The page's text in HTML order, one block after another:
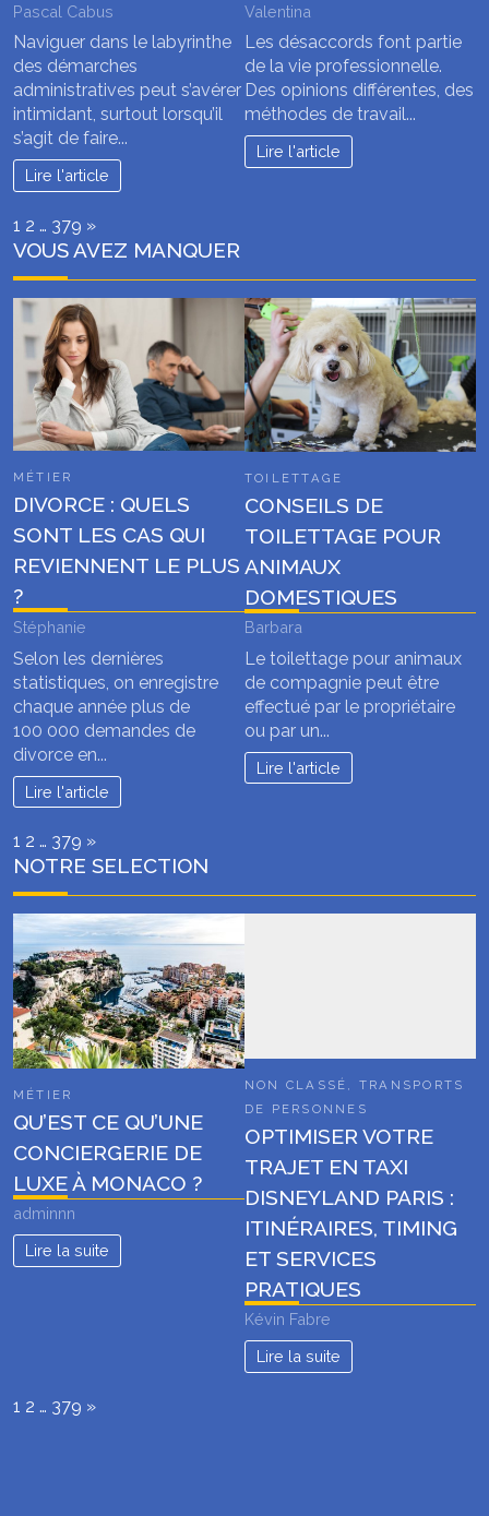
Pascal Cabus
Naviguer dans le labyrinthe
des démarches
administratives peut s’avérer
intimidant, surtout lorsqu’il
s’agit de faire...
Lire l'article
Valentina
Les désaccords font partie
de la vie professionnelle.
Des opinions différentes, des
méthodes de travail...
Lire l'article
Page:
1 2 … 379 Next
»
VOUS AVEZ MANQUER
MÉTIER
DIVORCE : QUELS
SONT LES CAS QUI
REVIENNENT LE PLUS
?
Stéphanie
Selon les dernières
statistiques, on enregistre
chaque année plus de
100 000 demandes de
divorce en...
Lire l'article
TOILETTAGE
CONSEILS DE
TOILETTAGE POUR
ANIMAUX
DOMESTIQUES
Barbara
Le toilettage pour animaux
de compagnie peut être
effectué par le propriétaire
ou par un...
Lire l'article
Page:
1 2 … 379 Next
»
NOTRE SELECTION
MÉTIER
QU’EST CE QU’UNE
CONCIERGERIE DE
LUXE À MONACO ?
adminnn
Lire la suite
NON CLASSÉ
TRANSPORTS
DE PERSONNES
OPTIMISER VOTRE
TRAJET EN TAXI
DISNEYLAND PARIS :
ITINÉRAIRES, TIMING
ET SERVICES
PRATIQUES
Kévin Fabre
Lire la suite
Page:
1 2 … 379 Next
»